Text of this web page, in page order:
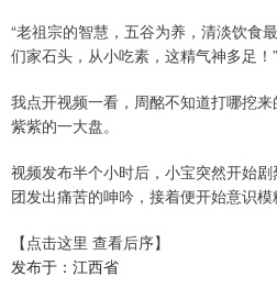
“老祖宗的智慧，五谷为养，清淡饮食
们家石头，从小吃素，这精气神多足！”
我点开视频一看，周酩不知道打哪挖
紫紫的一大盘。
视频发布半个小时后，小宝突然开始
团发出痛苦的呻吟，接着便开始意识模
【点击这里 查看后序】
发布于：江西省